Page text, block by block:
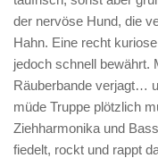
der nervöse Hund, die
Hahn. Eine recht
jedoch schnell bewährt.
Räuberbande verjagt…
müde Truppe plötzlich
Ziehharmonika und
fiedelt, rockt und rappt